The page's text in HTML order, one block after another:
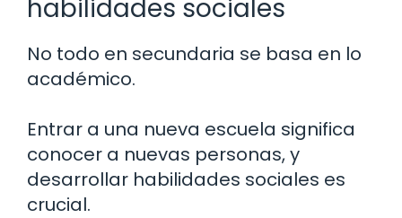
habilidades sociales
No todo en secundaria se basa en lo
académico.
Entrar a una nueva escuela significa
conocer a nuevas personas, y
desarrollar habilidades sociales es
crucial.